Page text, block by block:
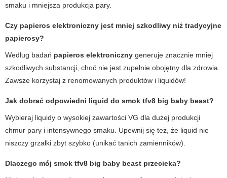
smaku i mniejsza produkcja pary.
Czy papieros elektroniczny jest mniej szkodliwy niż tradycyjne
papierosy?
Według badań papieros elektroniczny generuje znacznie mniej
szkodliwych substancji, choć nie jest zupełnie obojętny dla zdrowia.
Zawsze korzystaj z renomowanych produktów i liquidów!
Jak dobrać odpowiedni liquid do smok tfv8 big baby beast?
Wybieraj liquidy o wysokiej zawartości VG dla dużej produkcji
chmur pary i intensywnego smaku. Upewnij się też, że liquid nie
niszczy grzałki zbyt szybko (unikać tanich zamienników).
Dlaczego mój smok tfv8 big baby beast przecieka?